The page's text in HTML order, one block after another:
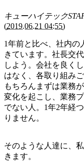
キューハイテック
(2019.06.21 04:55)
1年前と比べ、社内の
きています。社長交
しよう。会社を良く
はなく、各取り組み
もちろんまずは業務
変化を起こし、業務
でない人。1年2年経
りません。
そのような人達に、
きます。